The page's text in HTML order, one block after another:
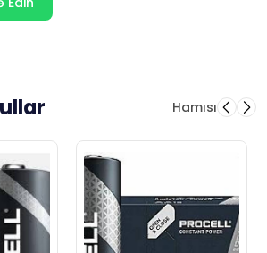
Hamısı